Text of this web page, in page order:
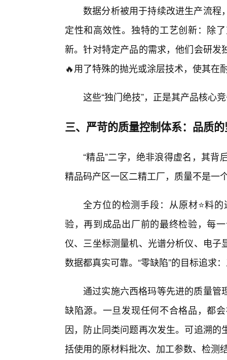
数据分析被用于持续改进生产流程
定性和高效性。独特的工艺创新：除
新。针对特定产品的需求，他们会研
🔥用了特殊的抛光或涂层技术，使其在
这些“独门绝技”，正是其产品核心
三、严苛的质量控制体系：品质
“精品”二字，绝非浪得虚名，其
精品码产区一区二精工厂，质量不是一
全方位的检测手段：从原材⭐料
验，再到成品出厂前的最终检验，每
仪、三坐标测量机、光谱分析仪、电
数据都真实可靠。“零缺陷”的目标追求
通过实施六西格玛等先进的质量管
缺陷源。一旦发现任何不合格品，都
因，防止同类问题再次发生。可追溯
括使用的原材料批次、加工参数、检测